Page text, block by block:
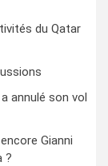
du Qatar
annulé son vol
Gianni
?